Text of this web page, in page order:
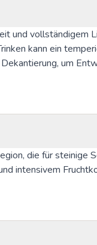
vollständigem
kann ein
um
die für steinige
intensivem